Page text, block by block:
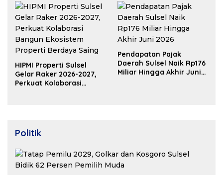
HIPMI Properti Sulsel
Gelar Raker 2026-2027,
Perkuat Kolaborasi
Pendapatan Pajak
Daerah Sulsel Naik Rp176
Miliar Hingga Akhir Juni
Politik